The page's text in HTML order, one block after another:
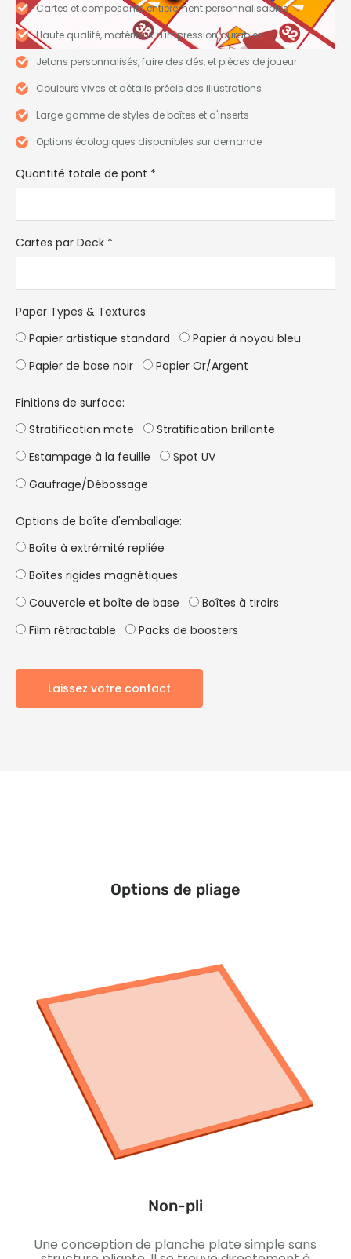
Cartes et composants entièrement personnalisables
Haute qualité, matériaux d'impression durables
Jetons personnalisés, faire des dés, et pièces de joueur
Couleurs vives et détails précis des illustrations
Large gamme de styles de boîtes et d'inserts
Options écologiques disponibles sur demande
Quantité totale de pont *
Cartes par Deck *
Paper Types & Textures:
Papier artistique standard
Papier à noyau bleu
Papier de base noir
Papier Or/Argent
Finitions de surface:
Stratification mate
Stratification brillante
Estampage à la feuille
Spot UV
Gaufrage/Débossage
Options de boîte d'emballage:
Boîte à extrémité repliée
Boîtes rigides magnétiques
Couvercle et boîte de base
Boîtes à tiroirs
Film rétractable
Packs de boosters
Laissez votre contact
Options de pliage
Non-pli
Une conception de planche plate simple sans